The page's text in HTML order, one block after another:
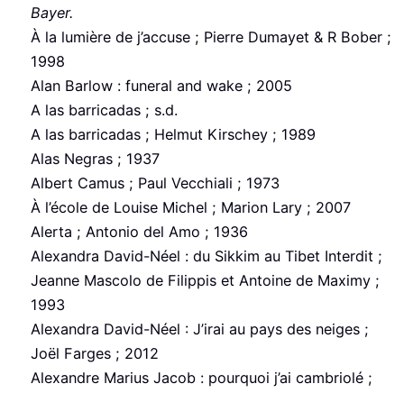
Bayer.
À la lumière de j’accuse ; Pierre Dumayet & R Bober ;
1998
Alan Barlow : funeral and wake ; 2005
A las barricadas ; s.d.
A las barricadas ; Helmut Kirschey ; 1989
Alas Negras ; 1937
Albert Camus ; Paul Vecchiali ; 1973
À l’école de Louise Michel ; Marion Lary ; 2007
Alerta ; Antonio del Amo ; 1936
Alexandra David-Néel : du Sikkim au Tibet Interdit ;
Jeanne Mascolo de Filippis et Antoine de Maximy ;
1993
Alexandra David-Néel : J’irai au pays des neiges ;
Joël Farges ; 2012
Alexandre Marius Jacob : pourquoi j’ai cambriolé ;